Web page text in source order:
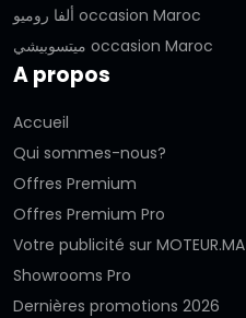
ألفا روميو occasion Maroc
ميتسوبيشي occasion Maroc
A propos
Accueil
Qui sommes-nous?
Offres Premium
Offres Premium Pro
Votre publicité sur MOTEUR.MA
Showrooms Pro
Dernières promotions 2026